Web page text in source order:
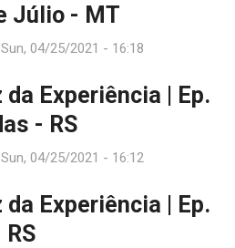
Júlio - MT
Sun, 04/25/2021 - 16:18
Experiência | Ep.
- RS
Sun, 04/25/2021 - 16:12
Experiência | Ep.